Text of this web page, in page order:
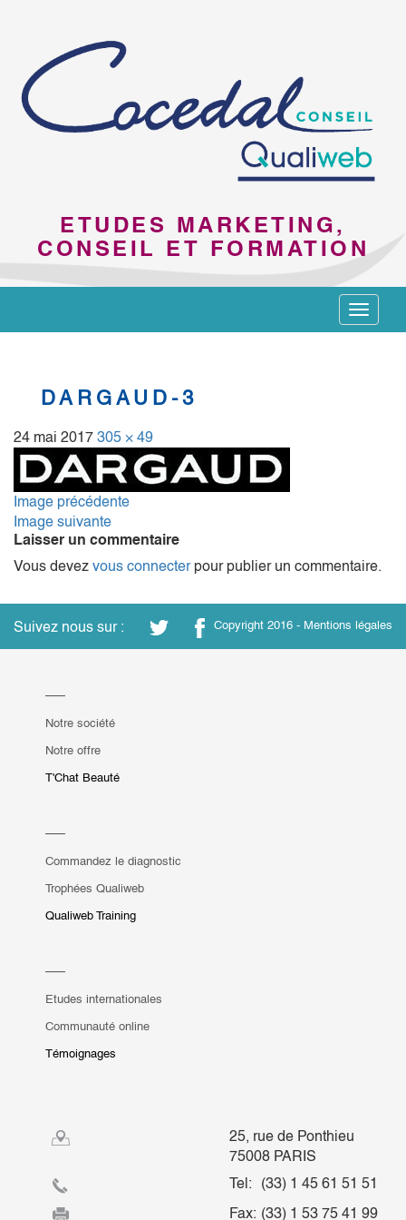
ETUDES MARKETING,
CONSEIL ET FORMATION
Toggle
DARGAUD-3
24 mai 2017 305 × 49
Image précédente
Image suivante
Laisser un commentaire
Vous devez vous connecterpour publier un commentaire.
Suivez nous sur : Copyright 2016 - Mentions légales
Notre société
Notre offre
T'Chat Beauté
Commandez le diagnostic
Trophées Qualiweb
Qualiweb Training
Etudes internationales
Communauté online
Témoignages
25, rue de Ponthieu
75008 PARIS
Tel:
(33) 1 45 61 51 51
Fax: (33) 1 53 75 41 99